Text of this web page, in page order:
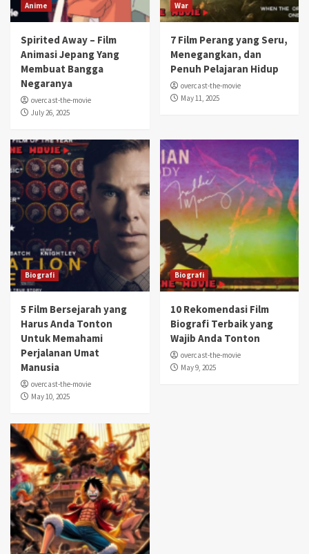
Anime
Spirited Away – Film
Animasi Jepang Yang
Membuat Bangga
Negaranya
overcast-the-movie
July 26, 2025
War
7 Film Perang yang Seru,
Menegangkan, dan
Penuh Pelajaran Hidup
overcast-the-movie
May 11, 2025
Biografi
5 Film Bersejarah yang
Harus Anda Tonton
Untuk Memahami
Perjalanan Umat
Manusia
overcast-the-movie
May 10, 2025
Biografi
10 Rekomendasi Film
Biografi Terbaik yang
Wajib Anda Tonton
overcast-the-movie
May 9, 2025